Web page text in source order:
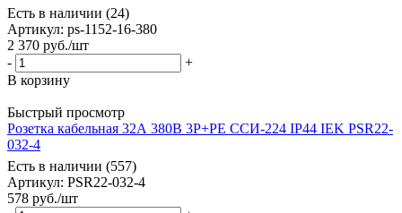
Есть в наличии (24)
Артикул: ps-1152-16-380
2 370 руб./шт
-
+
В корзину
Быстрый просмотр
Розетка кабельная 32А 380В 3P+PЕ ССИ-224 IP44 IEK PSR22-
032-4
Есть в наличии (557)
Артикул: PSR22-032-4
578 руб./шт